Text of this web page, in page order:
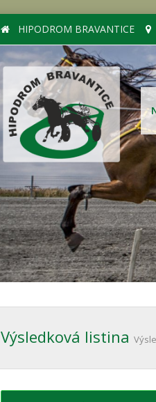
HIPODROM BRAVANTICE
Výsledková listina